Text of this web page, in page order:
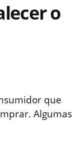
o
que
Algumas